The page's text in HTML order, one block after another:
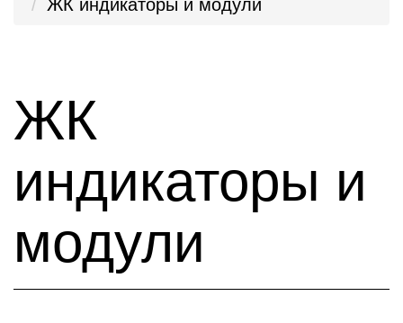
ЖК индикаторы и модули
ЖК
индикаторы и
модули